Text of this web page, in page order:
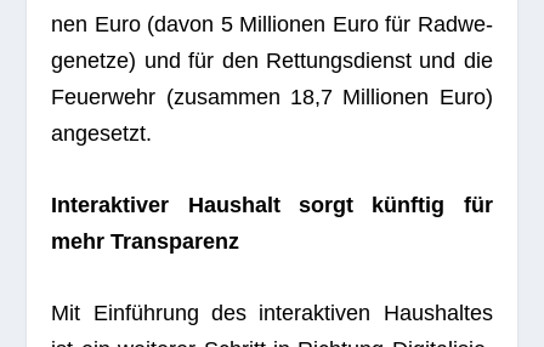
nen Euro (davon 5 Mil­lio­nen Euro für Rad­we­
ge­netze) und für den Ret­tungs­dienst und die
Feu­er­wehr (zusam­men 18,7 Mil­lio­nen Euro)
angesetzt.
Inter­ak­ti­ver Haus­halt sorgt künf­tig für
mehr Transparenz
Mit Ein­füh­rung des inter­ak­ti­ven Haus­hal­tes